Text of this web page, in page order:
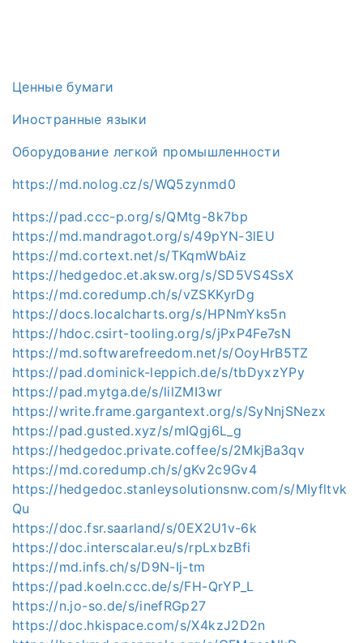
Ценные бумаги
Иностранные языки
Оборудование легкой промышленности
https://md.nolog.cz/s/WQ5zynmd0
https://pad.ccc-p.org/s/QMtg-8k7bp
https://md.mandragot.org/s/49pYN-3lEU
https://md.cortext.net/s/TKqmWbAiz
https://hedgedoc.et.aksw.org/s/SD5VS4SsX
https://md.coredump.ch/s/vZSKKyrDg
https://docs.localcharts.org/s/HPNmYks5n
https://hdoc.csirt-tooling.org/s/jPxP4Fe7sN
https://md.softwarefreedom.net/s/OoyHrB5TZ
https://pad.dominick-leppich.de/s/tbDyxzYPy
https://pad.mytga.de/s/lilZMI3wr
https://write.frame.gargantext.org/s/SyNnjSNezx
https://pad.gusted.xyz/s/mIQgj6L_g
https://hedgedoc.private.coffee/s/2MkjBa3qv
https://md.coredump.ch/s/gKv2c9Gv4
https://hedgedoc.stanleysolutionsnw.com/s/MIyfltvk
Qu
https://doc.fsr.saarland/s/0EX2U1v-6k
https://doc.interscalar.eu/s/rpLxbzBfi
https://md.infs.ch/s/D9N-Ij-tm
https://pad.koeln.ccc.de/s/FH-QrYP_L
https://n.jo-so.de/s/inefRGp27
https://doc.hkispace.com/s/X4kzJ2D2n